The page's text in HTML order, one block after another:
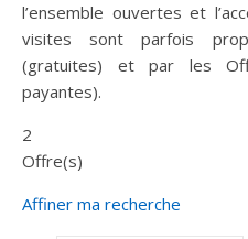
l’ensemble ouvertes et
visites sont parfois
(gratuites) et par les
payantes).
2
Offre(s)
Affiner ma recherche